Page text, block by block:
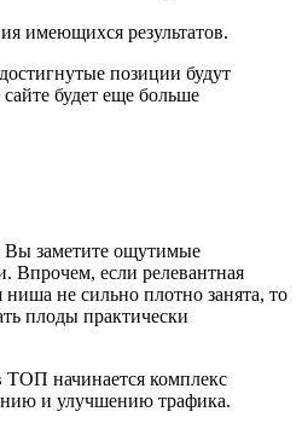
имеющихся результатов.
позиции будут
будет еще больше
Вы заметите ощутимые
Впрочем, если релевантная
не сильно плотно занята, то
плоды практически
ТОП начинается комплекс
и улучшению трафика.